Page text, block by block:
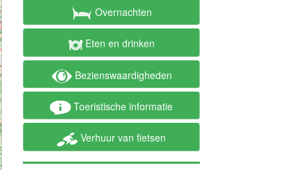
Overnachten
Eten en drinken
Bezienswaardigheden
Toeristische informatie
Verhuur van fietsen